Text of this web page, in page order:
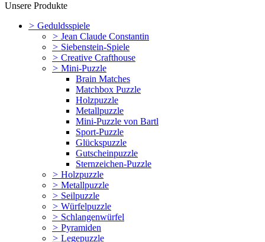
Unsere Produkte
> Geduldsspiele
> Jean Claude Constantin
> Siebenstein-Spiele
> Creative Crafthouse
> Mini-Puzzle
Brain Matches
Matchbox Puzzle
Holzpuzzle
Metallpuzzle
Mini-Puzzle von Bartl
Sport-Puzzle
Glückspuzzle
Gutscheinpuzzle
Sternzeichen-Puzzle
> Holzpuzzle
> Metallpuzzle
> Seilpuzzle
> Würfelpuzzle
> Schlangenwürfel
> Pyramiden
> Legepuzzle